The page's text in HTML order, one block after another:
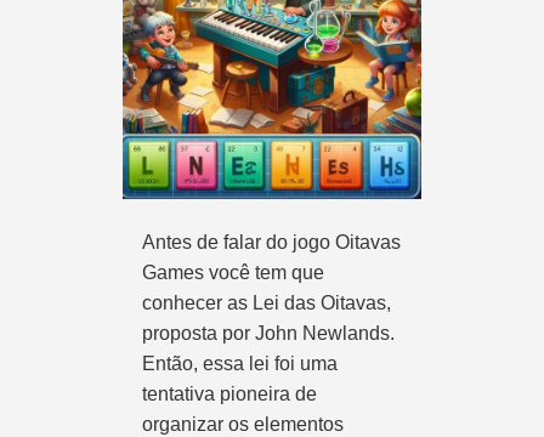
Antes de falar do jogo Oitavas
Games você tem que
conhecer as Lei das Oitavas,
proposta por John Newlands.
Então, essa lei foi uma
tentativa pioneira de
organizar os elementos